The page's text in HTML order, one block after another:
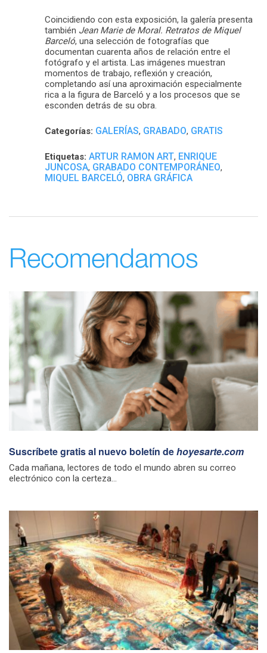
Coincidiendo con esta exposición, la galería presenta
también Jean Marie de Moral. Retratos de Miquel
Barceló, una selección de fotografías que
documentan cuarenta años de relación entre el
fotógrafo y el artista. Las imágenes muestran
momentos de trabajo, reflexión y creación,
completando así una aproximación especialmente
rica a la figura de Barceló y a los procesos que se
esconden detrás de su obra.
Categorías: GALERÍAS, GRABADO, GRATIS
Etiquetas: ARTUR RAMON ART, ENRIQUE
JUNCOSA, GRABADO CONTEMPORÁNEO,
MIQUEL BARCELÓ, OBRA GRÁFICA
Recomendamos
Suscríbete gratis al nuevo boletín dehoyesarte.com
Cada mañana, lectores de todo el mundo abren su correo
electrónico con la certeza...